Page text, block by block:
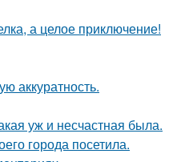
а целое приключение!
аккуратность.
уж и несчастная была.
города посетила.